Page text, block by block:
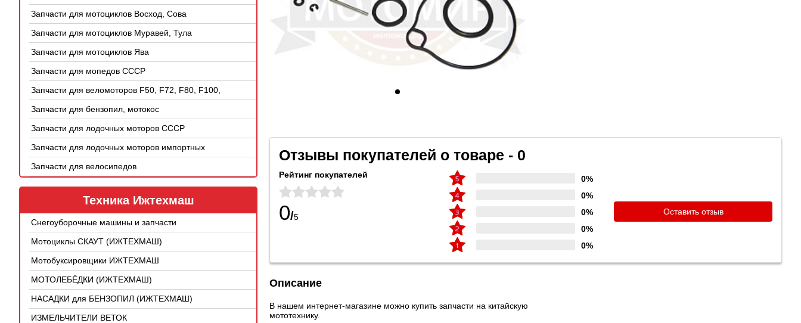
Запчасти для мотоциклов Восход, Сова
Запчасти для мотоциклов Муравей, Тула
Запчасти для мотоциклов Ява
Запчасти для мопедов СССР
Запчасти для веломоторов F50, F72, F80, F100,
4Т
Запчасти для бензопил, мотокос
Запчасти для лодочных моторов СССР
Запчасти для лодочных моторов импортных
Запчасти для велосипедов
Техника Ижтехмаш
Снегоуборочные машины и запчасти
Мотоциклы СКАУТ (ИЖТЕХМАШ)
Мотобуксировщики ИЖТЕХМАШ
МОТОЛЕБЁДКИ (ИЖТЕХМАШ)
НАСАДКИ для БЕНЗОПИЛ (ИЖТЕХМАШ)
ИЗМЕЛЬЧИТЕЛИ ВЕТОК
Отзывы покупателей о товаре - 0
Рейтинг покупателей
0/5
0%
0%
0%
0%
0%
Оставить отзыв
Описание
В нашем интернет-магазине можно купить запчасти на китайскую
мототехнику.